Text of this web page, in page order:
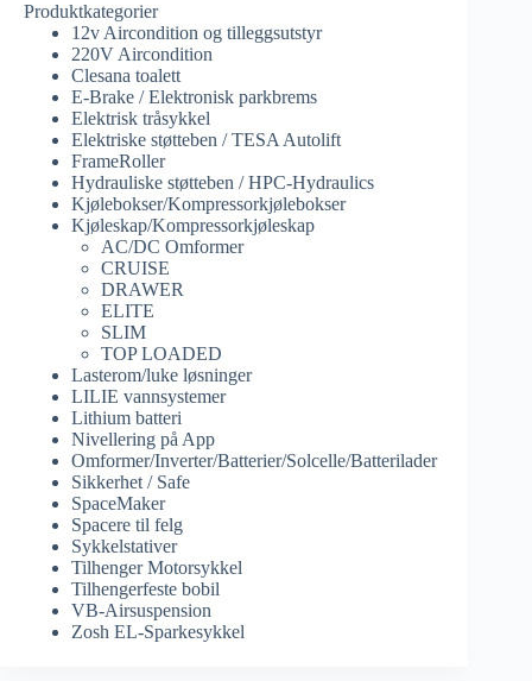
Produktkategorier
12v Aircondition og tilleggsutstyr
220V Aircondition
Clesana toalett
E-Brake / Elektronisk parkbrems
Elektrisk tråsykkel
Elektriske støtteben / TESA Autolift
FrameRoller
Hydrauliske støtteben / HPC-Hydraulics
Kjølebokser/Kompressorkjølebokser
Kjøleskap/Kompressorkjøleskap
AC/DC Omformer
CRUISE
DRAWER
ELITE
SLIM
TOP LOADED
Lasterom/luke løsninger
LILIE vannsystemer
Lithium batteri
Nivellering på App
Omformer/Inverter/Batterier/Solcelle/Batterilader
Sikkerhet / Safe
SpaceMaker
Spacere til felg
Sykkelstativer
Tilhenger Motorsykkel
Tilhengerfeste bobil
VB-Airsuspension
Zosh EL-Sparkesykkel